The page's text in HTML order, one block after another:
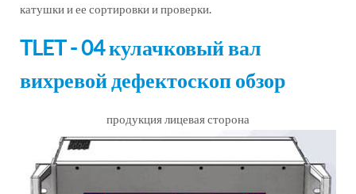
катушки и ее сортировки и проверки.
TLET - 04 кулачковый вал
вихревой дефектоскоп обзор
продукция лицевая сторона